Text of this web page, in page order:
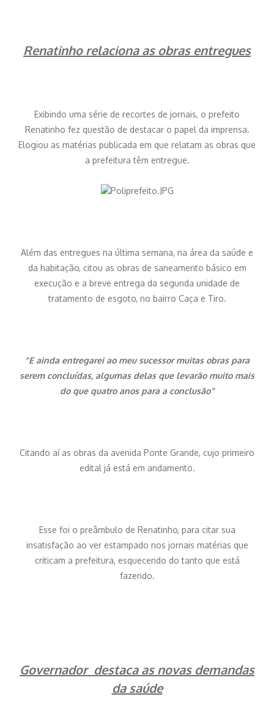
Renatinho relaciona as obras entregues
Exibindo uma série de recortes de jornais, o prefeito
Renatinho fez questão de destacar o papel da imprensa.
Elogiou as matérias publicada em que relatam as obras que
a prefeitura têm entregue.
Além das entregues na última semana, na área da saúde e
da habitação, citou as obras de saneamento básico em
execução e a breve entrega da segunda unidade de
tratamento de esgoto, no bairro Caça e Tiro.
“E ainda entregarei ao meu sucessor muitas obras para
serem concluídas, algumas delas que levarão muito mais
do que quatro anos para a conclusão”
Citando aí as obras da avenida Ponte Grande, cujo primeiro
edital já está em andamento.
Esse foi o preâmbulo de Renatinho, para citar sua
insatisfação ao ver estampado nos jornais matérias que
criticam a prefeitura, esquecendo do tanto que está
fazendo.
Governador destaca as novas demandas
da saúde